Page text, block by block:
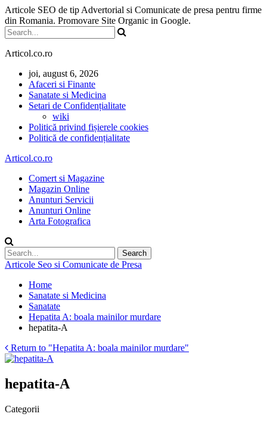
Articole SEO de tip Advertorial si Comunicate de presa pentru firme
din Romania. Promovare Site Organic in Google.
Articol.co.ro
joi, august 6, 2026
Afaceri si Finante
Sanatate si Medicina
Setari de Confidențialitate
wiki
Politică privind fișierele cookies
Politică de confidențialitate
Articol.co.ro
Comert si Magazine
Magazin Online
Anunturi Servicii
Anunturi Online
Arta Fotografica
Articole Seo si Comunicate de Presa
Home
Sanatate si Medicina
Sanatate
Hepatita A: boala mainilor murdare
hepatita-A
Return to "Hepatita A: boala mainilor murdare"
hepatita-A
Categorii